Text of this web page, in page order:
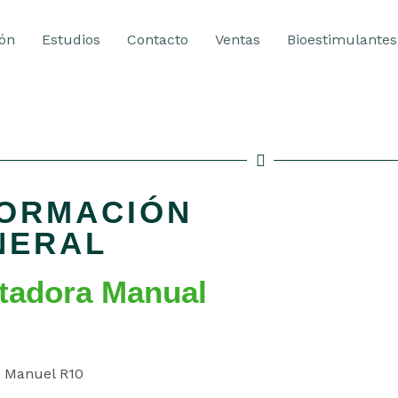
Estudios Contacto Ventas
Manual
R10